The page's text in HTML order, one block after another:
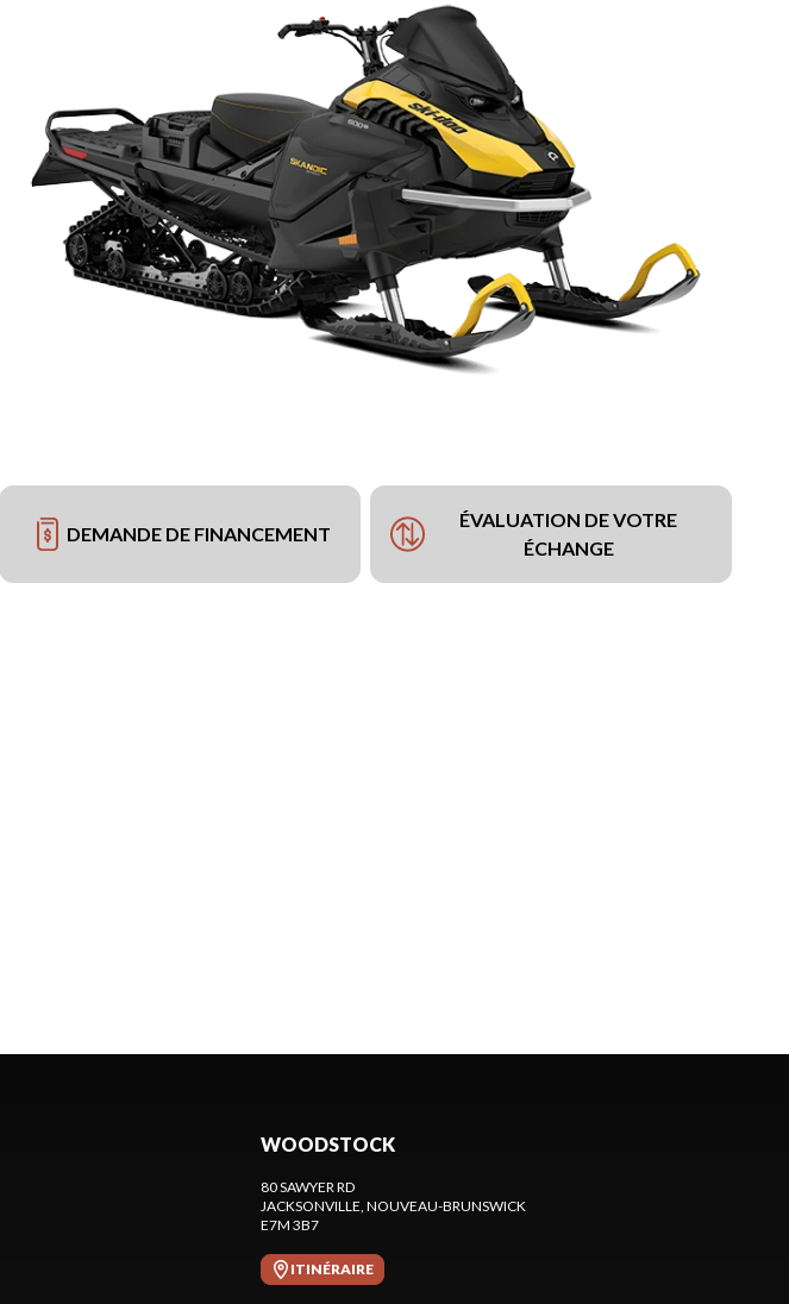
DEMANDE DE FINANCEMENT
ÉVALUATION DE VOTRE
ÉCHANGE
WOODSTOCK
80 SAWYER RD
JACKSONVILLE, NOUVEAU-BRUNSWICK
E7M 3B7
ITINÉRAIRE